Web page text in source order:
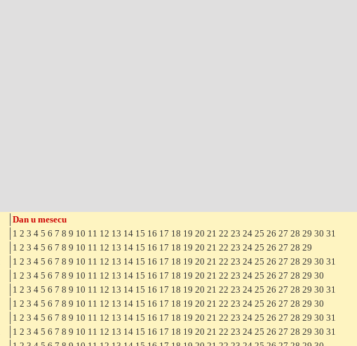
Dan u mesecu
1 2 3 4 5 6 7 8 9 10 11 12 13 14 15 16 17 18 19 20 21 22 23 24 25 26 27 28 29 30 31
1 2 3 4 5 6 7 8 9 10 11 12 13 14 15 16 17 18 19 20 21 22 23 24 25 26 27 28 29
1 2 3 4 5 6 7 8 9 10 11 12 13 14 15 16 17 18 19 20 21 22 23 24 25 26 27 28 29 30 31
1 2 3 4 5 6 7 8 9 10 11 12 13 14 15 16 17 18 19 20 21 22 23 24 25 26 27 28 29 30
1 2 3 4 5 6 7 8 9 10 11 12 13 14 15 16 17 18 19 20 21 22 23 24 25 26 27 28 29 30 31
1 2 3 4 5 6 7 8 9 10 11 12 13 14 15 16 17 18 19 20 21 22 23 24 25 26 27 28 29 30
1 2 3 4 5 6 7 8 9 10 11 12 13 14 15 16 17 18 19 20 21 22 23 24 25 26 27 28 29 30 31
1 2 3 4 5 6 7 8 9 10 11 12 13 14 15 16 17 18 19 20 21 22 23 24 25 26 27 28 29 30 31